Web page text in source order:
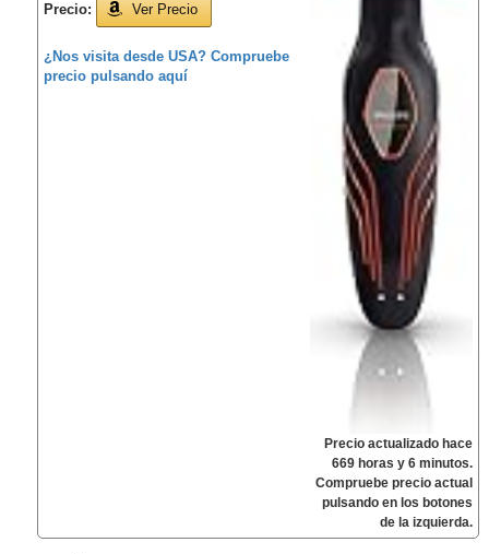
Precio: Ver Precio
¿Nos visita desde USA? Compruebe
precio pulsando aquí
Precio actualizado hace
669 horas y 6 minutos.
Compruebe precio actual
pulsando en los botones
de la izquierda.